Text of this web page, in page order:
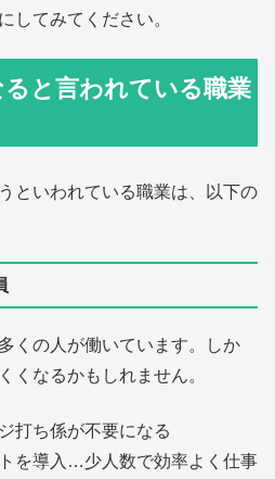
してみてください。
と言われている職業
といわれている職業は、以下の
くの人が働いています。しか
くなるかもしれません。
打ち係が不要になる
を導入…少人数で効率よく仕事